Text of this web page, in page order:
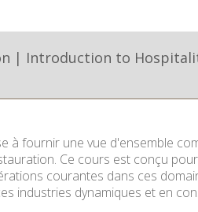
| Introduction to
à fournir une vue d'ensemble
Ce cours est conçu
courantes dans ces
industries dynamiques et en